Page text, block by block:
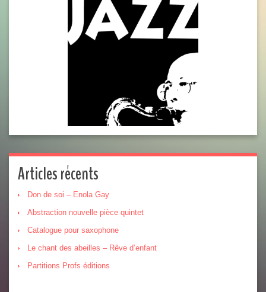
Articles récents
Don de soi – Enola Gay
Abstraction nouvelle pièce quintet
Catalogue pour saxophone
Le chant des abeilles – Rêve d’enfant
Partitions Profs éditions